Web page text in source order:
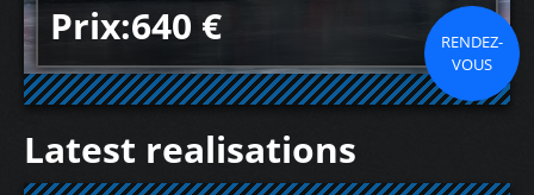
Prix:640 €
RENDEZ-
VOUS
Latest realisations